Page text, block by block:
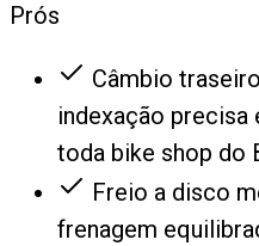
Prós
Câmbio
indexação precisa
toda bike shop do
Freio a disco
frenagem